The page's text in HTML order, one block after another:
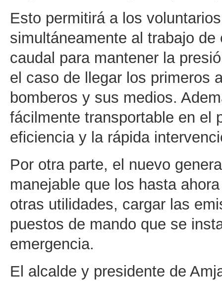
Esto permitirá a los
simultáneamente al trabajo
caudal para mantener la
el caso de llegar los primeros
bomberos y sus medios.
fácilmente transportable en el
eficiencia y la rápida
Por otra parte, el nuevo
manejable que los hasta
otras utilidades, cargar las
puestos de mando que se
emergencia.
El alcalde y presidente de